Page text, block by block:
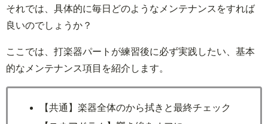
それでは、具体的に毎日どのようなメンテナンスをすれば
良いのでしょうか？
ここでは、打楽器パートが練習後に必ず実践したい、基本
的なメンテナンス項目を紹介します。
【共通】楽器全体のから拭きと最終チェック